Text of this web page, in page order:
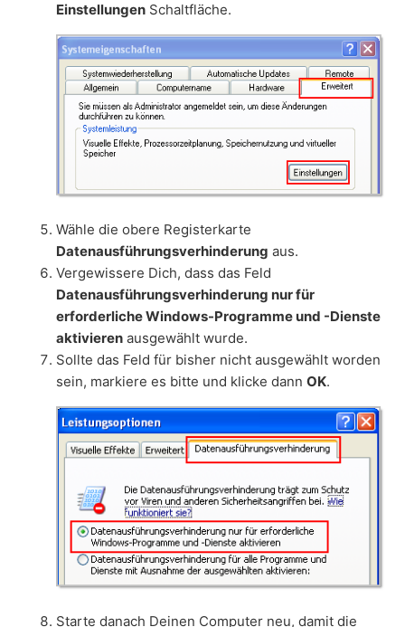
Einstellungen Schaltfläche.
Wähle die obere Registerkarte
Datenausführungsverhinderung aus.
Vergewissere Dich, dass das Feld
Datenausführungsverhinderung nur für
erforderliche Windows-Programme und -Dienste
aktivieren ausgewählt wurde.
Sollte das Feld für bisher nicht ausgewählt worden
sein, markiere es bitte und klicke dannOK.
Starte danach Deinen Computer neu, damit die